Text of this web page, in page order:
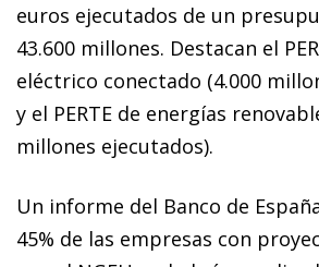
euros ejecutados de un
43.600 millones. Destacan el
eléctrico conectado (4.000
y el PERTE de energías
millones ejecutados).
Un informe del Banco de
45% de las empresas con